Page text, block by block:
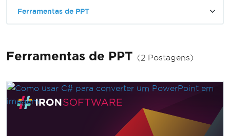
Ferramentas de PPT
Ferramentas de PPT (2 Postagens)